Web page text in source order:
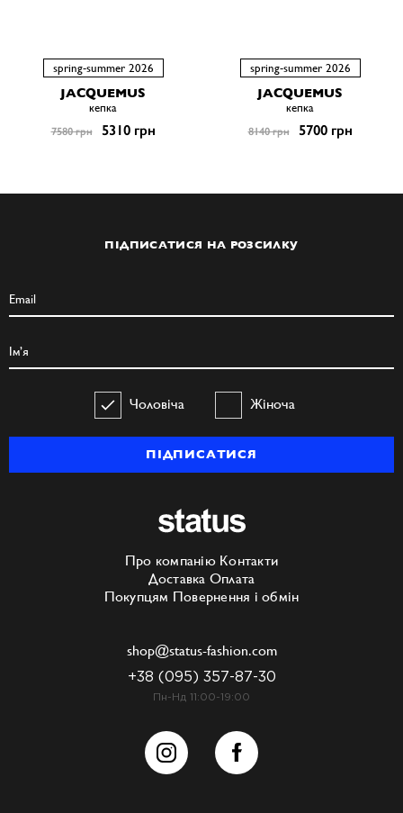
spring-summer 2026
JACQUEMUS
кепка
7580 грн 5310 грн
spring-summer 2026
JACQUEMUS
кепка
8140 грн 5700 грн
ПІДПИСАТИСЯ НА РОЗСИЛКУ
Чоловіча Жіноча
ПІДПИСАТИСЯ
Про компанію Контакти
Доставка Оплата
Покупцям Повернення і обмін
shop@status-fashion.com
+38 (095) 357-87-30
Пн-Нд 11:00-19:00